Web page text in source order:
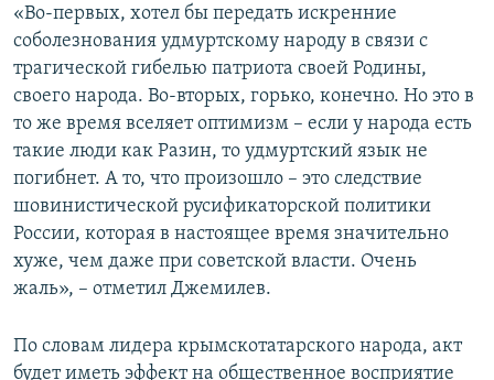
«Во-первых, хотел бы передать искренние
соболезнования удмуртскому народу в связи с
трагической гибелью патриота своей Родины,
своего народа. Во-вторых, горько, конечно. Но это в
то же время вселяет оптимизм – если у народа есть
такие люди как Разин, то удмуртский язык не
погибнет. А то, что произошло – это следствие
шовинистической русификаторской политики
России, которая в настоящее время значительно
хуже, чем даже при советской власти. Очень
жаль», – отметил Джемилев.
По словам лидера крымскотатарского народа, акт
будет иметь эффект на общественное восприятие